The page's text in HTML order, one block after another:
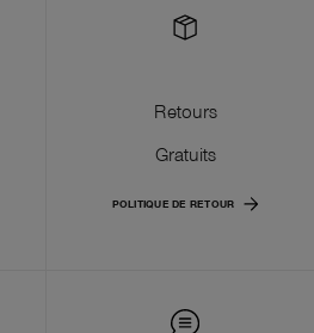
Retours
Gratuits
POLITIQUE DE RETOUR